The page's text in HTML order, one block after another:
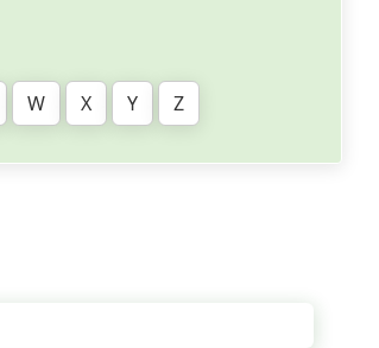
W X Y Z